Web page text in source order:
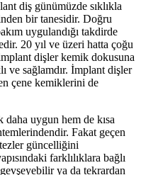
diş günümüzde sıklıkla
bir tanesidir. Doğru
uygulandığı takdirde
20 yıl ve üzeri hatta çoğu
dişler kemik dokusuna
ve sağlamdır. İmplant dişler
çene kemiklerini de
uygun hem de kısa
Fakat geçen
güncelliğini
farklılıklara bağlı
ya da tekrardan